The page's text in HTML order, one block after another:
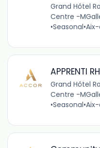
Grand Hôtel
Centre -
•Seasonal•
APPRENTI
Grand Hôtel
Centre -
•Seasonal•